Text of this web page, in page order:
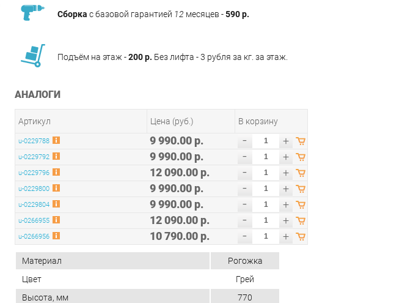
Сборка с базовой гарантией 12 месяцев -590 р.
Подъём на этаж -200 р. Без лифта - 3 рубля за кг. за этаж.
АНАЛОГИ
Артикул Цена (руб.) В корзину
u-0229788 9 990.00 р. - +
u-0229792 9 990.00 р. - +
u-0229796 12 090.00 р. - +
u-0229800 9 990.00 р. - +
u-0229804 9 990.00 р. - +
u-0266955 12 090.00 р. - +
u-0266956 10 790.00 р. - +
Материал
Рогожка
Цвет
Грей
Высота, мм
770